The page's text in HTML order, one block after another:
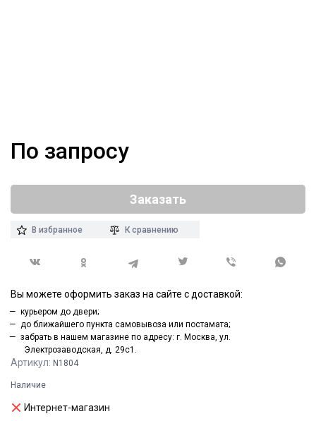
Артикул: N1804
Наличие
Интернет-магазин
По запросу
Заказать
В избранное К сравнению
Вы можете оформить заказ на сайте с доставкой:
курьером до двери;
до ближайшего пункта самовывоза или постамата;
забрать в нашем магазине по адресу: г. Москва, ул.
Электрозаводская, д. 29с1.